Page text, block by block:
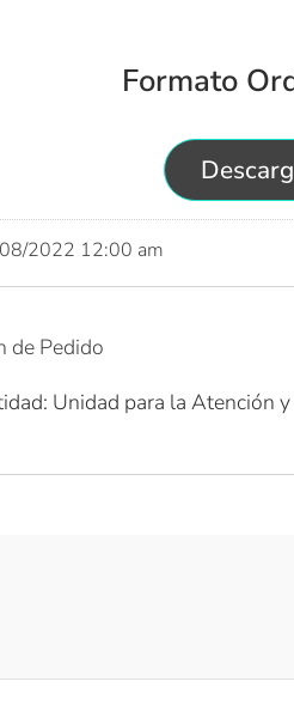
Formato
2022 12:00 am
de Pedido
Unidad para la Atención